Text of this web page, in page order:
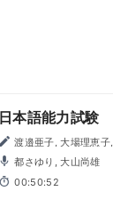
日本語能力試験
渡邉亜子, 大場理恵
都さゆり, 大山尚雄
00:50:52